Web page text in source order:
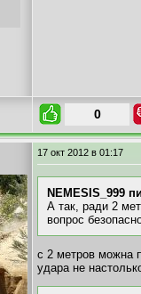
0
17 окт 2012 в 01:17
NEMESIS_999
А так, ради 2
вопрос
с 2 метров можна
удара не